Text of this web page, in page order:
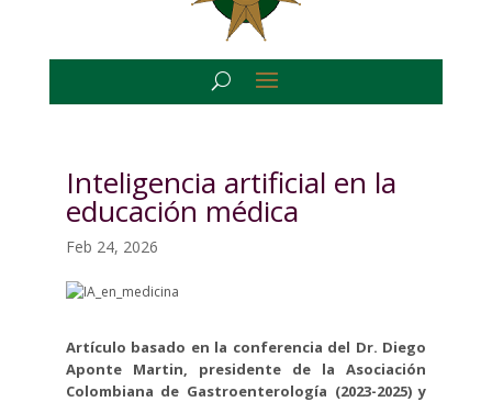
Inteligencia artificial en la
educación médica
Feb 24, 2026
Artículo basado en la conferencia del Dr. Diego
Aponte Martin, presidente de la Asociación
Colombiana de Gastroenterología (2023-2025) y